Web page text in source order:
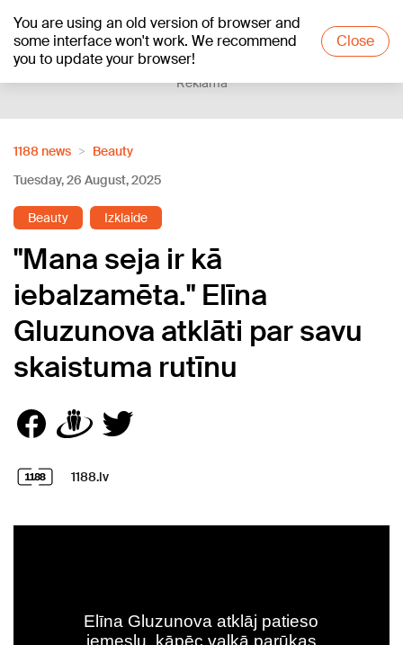
You are using an old version of browser and
some interface won't work. We recommend
you to update your browser!
Close
+19°C
Reklāma
1188 news
Beauty
Tuesday, 26 August, 2025
Beauty Izklaide
"Mana seja ir kā
iebalzamēta." Elīna
Gluzunova atklāti par savu
skaistuma rutīnu
1188.lv